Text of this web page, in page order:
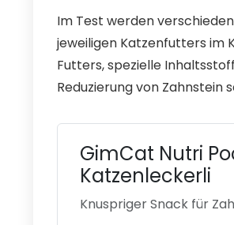
Im Test werden
jeweiligen Katzenfutters im
Futters, spezielle
Reduzierung von Zahnstein
GimCat Nutri
Katzenleckerli
Knuspriger Snack für